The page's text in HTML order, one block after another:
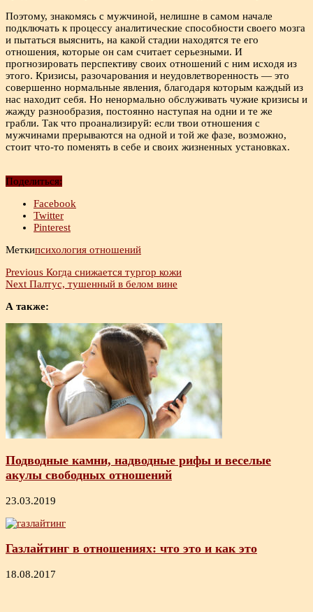
Поэтому, знакомясь с мужчиной, нелишне в самом начале
подключать к процессу аналитические способности своего мозга
и пытаться выяснить, на какой стадии находятся те его
отношения, которые он сам считает серьезными. И
прогнозировать перспективу своих отношений с ним исходя из
этого. Кризисы, разочарования и неудовлетворенность — это
совершенно нормальные явления, благодаря которым каждый из
нас находит себя. Но ненормально обслуживать чужие кризисы и
жажду разнообразия, постоянно наступая на одни и те же
грабли. Так что проанализируй: если твои отношения с
мужчинами прерываются на одной и той же фазе, возможно,
стоит что-то поменять в себе и своих жизненных установках.
Поделиться:
Facebook
Twitter
Pinterest
Меткипсихология отношений
Previous Когда снижается тургор кожи
Next Палтус, тушенный в белом вине
А также:
Подводные камни, надводные рифы и веселые
акулы свободных отношений
23.03.2019
Газлайтинг в отношениях: что это и как это
18.08.2017